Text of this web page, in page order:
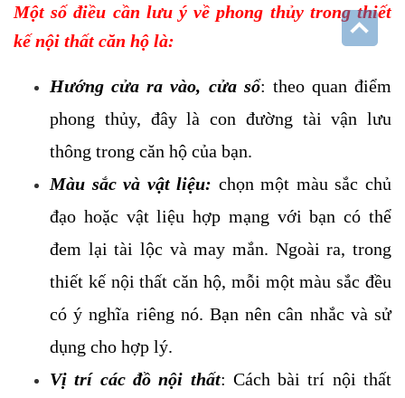
Một số điều cần lưu ý về phong thủy trong thiết
kế nội thất căn hộ là:
Hướng cửa ra vào, cửa sổ: theo quan điểm
phong thủy, đây là con đường tài vận lưu
thông trong căn hộ của bạn.
Màu sắc và vật liệu: chọn một màu sắc chủ
đạo hoặc vật liệu hợp mạng với bạn có thể
đem lại tài lộc và may mắn. Ngoài ra, trong
thiết kế nội thất căn hộ, mỗi một màu sắc đều
có ý nghĩa riêng nó. Bạn nên cân nhắc và sử
dụng cho hợp lý.
Vị trí các đồ nội thất: Cách bài trí nội thất